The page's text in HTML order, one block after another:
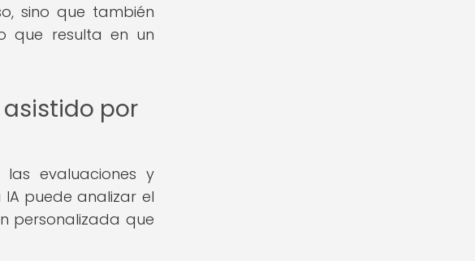
sino que también
que resulta en un
por
evaluaciones y
puede analizar el
personalizada que